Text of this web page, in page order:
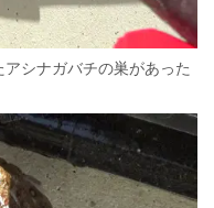
シナガバチの巣があった